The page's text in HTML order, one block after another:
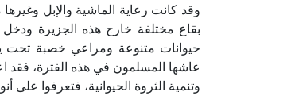
وقد كانت رعاية الماشية والإبل
بقاع مختلفة خارج هذه الجزيرة ودخل
حيوانات متنوعة ومراعي خصبة تحت
عاشها المسلمون في هذه الفترة، فقد
وتنمية الثروة الحيوانية، فتعرفوا على